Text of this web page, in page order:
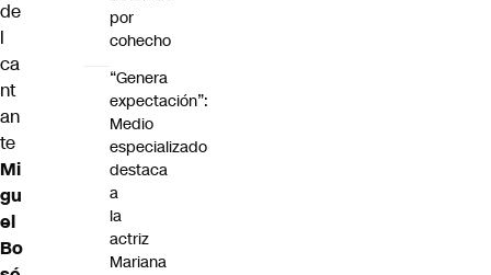
de
l
ca
nt
an
te
Mi
gu
el
Bo
por
cohecho
“Genera
expectación”:
Medio
especializado
destaca
a
la
actriz
Mariana